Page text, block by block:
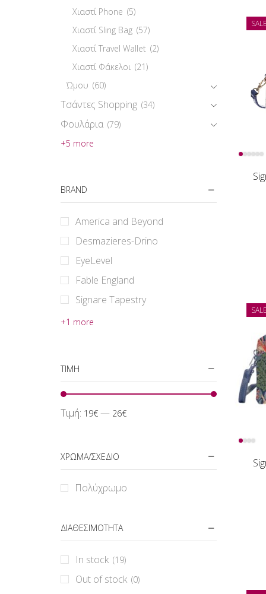
SALE
SALE
Χιαστί Phone (5)
Χιαστί Sling Bag (57)
Χιαστί Travel Wallet (2)
Χιαστί Φάκελοι (21)
Ώμου (60)
Τσάντες Shopping (34)
Φουλάρια (79)
+5 more
BRAND
America and Beyond
Desmazieres-Drino
EyeLevel
Fable England
Signare Tapestry
+1 more
ΤΙΜΗ
Τιμή: 19€ — 26€
ΧΡΩΜΑ/ΣΧΕΔΙΟ
Πολύχρωμο
ΔΙΑΘΕΣΙΜΟΤΗΤΑ
In stock (19)
Out of stock (0)